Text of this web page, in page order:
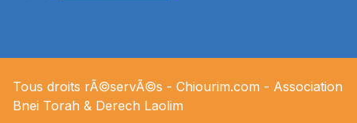
Tous droits rÃ©servÃ©s - Chiourim.com - Association
Bnei Torah & Derech Laolim